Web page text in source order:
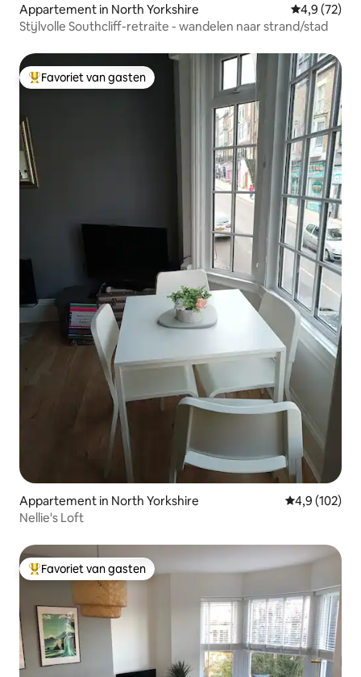
Appartement in North Yorkshire
4,9 (72)
Stijlvolle Southcliff-retraite - wandelen naar strand/stad
Topfavoriet van gasten
Favoriet van gasten
Appartement in North Yorkshire Gemiddelde
4,9 (102)
Nellie's Loft
Topfavoriet van gasten
Favoriet van gasten